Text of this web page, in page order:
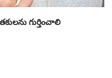
గుర్తించాలి